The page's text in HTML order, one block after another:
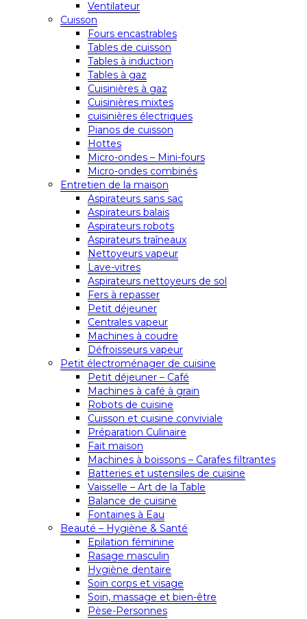
Ventilateur
Cuisson
Fours encastrables
Tables de cuisson
Tables à induction
Tables à gaz
Cuisinières à gaz
Cuisinières mixtes
cuisinières électriques
Pianos de cuisson
Hottes
Micro-ondes – Mini-fours
Micro-ondes combinés
Entretien de la maison
Aspirateurs sans sac
Aspirateurs balais
Aspirateurs robots
Aspirateurs traîneaux
Nettoyeurs vapeur
Lave-vitres
Aspirateurs nettoyeurs de sol
Fers à repasser
Petit déjeuner
Centrales vapeur
Machines à coudre
Défroisseurs vapeur
Petit électroménager de cuisine
Petit déjeuner – Café
Machines à café à grain
Robots de cuisine
Cuisson et cuisine conviviale
Préparation Culinaire
Fait maison
Machines à boissons – Carafes filtrantes
Batteries et ustensiles de cuisine
Vaisselle – Art de la Table
Balance de cuisine
Fontaines à Eau
Beauté – Hygiène & Santé
Epilation féminine
Rasage masculin
Hygiène dentaire
Soin corps et visage
Soin, massage et bien-être
Pèse-Personnes